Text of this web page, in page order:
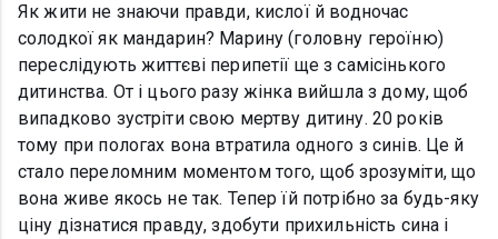
Як жити не знаючи правди, кислої й водночас
солодкої як мандарин? Марину (головну героїню)
переслідують життєві перипетії ще з самісінького
дитинства. От і цього разу жінка вийшла з дому, щоб
випадково зустріти свою мертву дитину. 20 років
тому при пологах вона втратила одного з синів. Це й
стало переломним моментом того, щоб зрозуміти, що
вона живе якось не так. Тепер їй потрібно за будь-яку
ціну дізнатися правду, здобути прихильність сина і